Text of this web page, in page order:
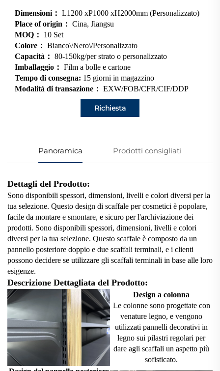
Dimensioni： L1200 xP1000 xH2000mm (Personalizzato)
Place of origin： Cina, Jiangsu
MOQ： 10 Set
Colore： Bianco\/Nero\/Personalizzato
Capacità： 80-150kg/per strato o personalizzato
Imballaggio： Film a bolle e cartone
Tempo di consegna: 15 giorni in magazzino
Modalità di transazione： EXW/FOB/CFR/CIF/DDP
Richiesta
Panoramica Prodotti consigliati
Dettagli del Prodotto:
Sono disponibili spessori, dimensioni, livelli e colori diversi per la
tua selezione. Questo design di scaffale per cosmetici è popolare,
facile da montare e smontare, e sicuro per l'archiviazione dei
prodotti. Sono disponibili spessori, dimensioni, livelli e colori
diversi per la tua selezione. Questo scaffale è composto da un
pannello posteriore doppio e due scaffali terminali, e i clienti
possono decidere se utilizzare gli scaffali terminali in base alle loro
esigenze.
Descrizione Dettagliata del Prodotto:
Design a colonna
Le colonne sono progettate con
venature legno, e vengono
utilizzati pannelli decorativi in
legno sui pilastri regolari per
dare agli scaffali un aspetto più
sofisticato.